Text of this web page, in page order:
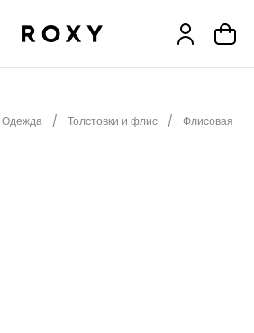
Одежда Толстовки и флис
Флисовая